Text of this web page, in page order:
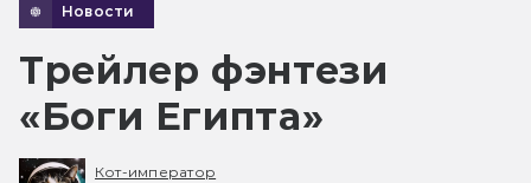
Новости
Трейлер фэнтези
«Боги Египта»
Кот-император